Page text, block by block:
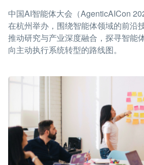
中国AI智能体大会（AgenticAICon
在杭州举办，围绕智能体领域的前沿
推动研究与产业深度融合，探寻智能
向主动执行系统转型的路线图。